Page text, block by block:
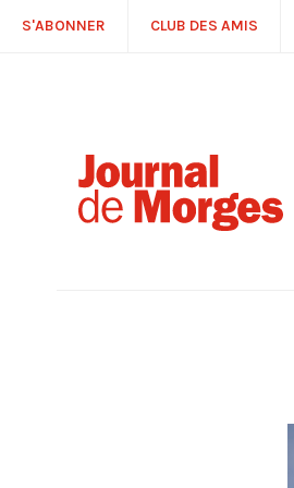
S'ABONNER CLUB DES AMIS